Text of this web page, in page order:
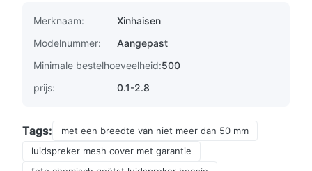
Merknaam:
Xinhaisen
Modelnummer:
Aangepast
Minimale bestelhoeveelheid:500
prijs:
0.1-2.8
Tags:
met een breedte van niet meer dan 50 mm
luidspreker mesh cover met garantie